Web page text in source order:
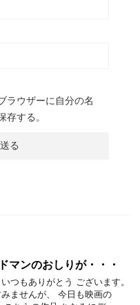
ラウザーに自分の名
存する。
マンのおしりが・・・
つもありがとう ございます。
ませんが、 今日も映画の